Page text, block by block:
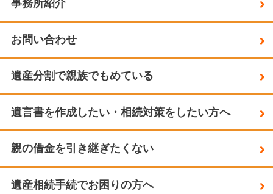
事務所紹介
お問い合わせ
遺産分割で親族でもめている
遺言書を作成したい・相続対策をしたい方へ
親の借金を引き継ぎたくない
遺産相続手続でお困りの方へ